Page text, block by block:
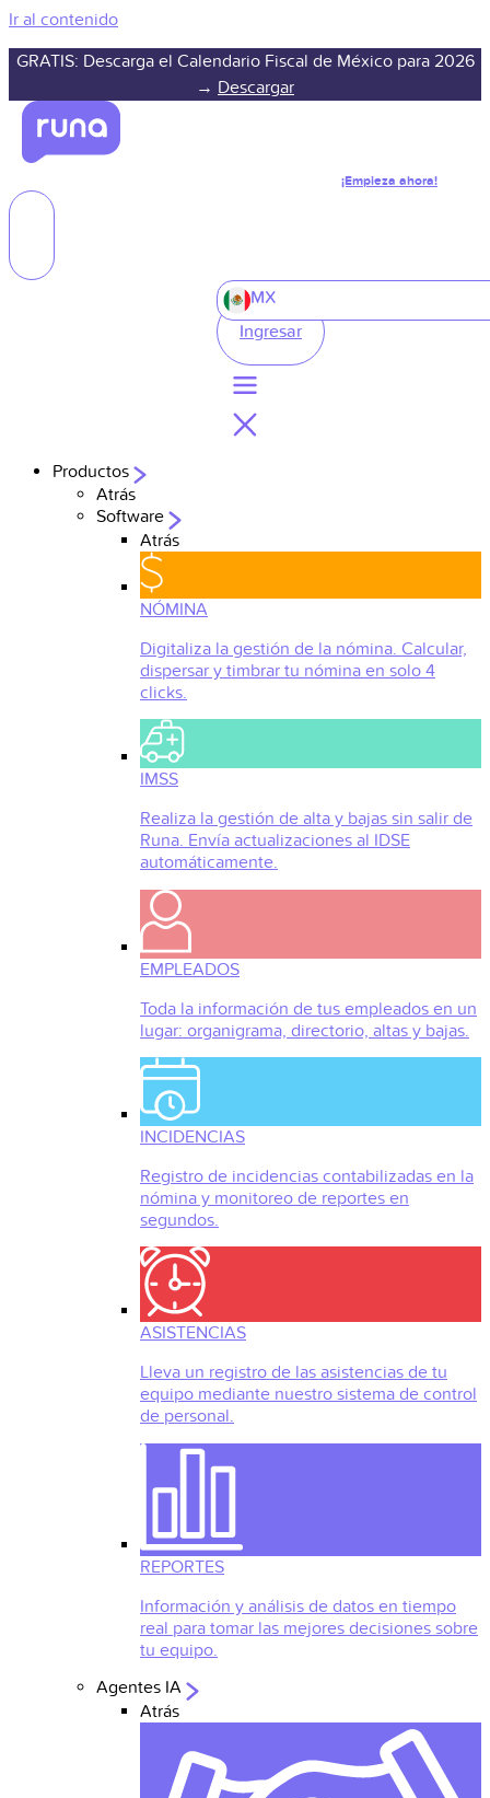
Ir al contenido
GRATIS: Descarga el Calendario Fiscal de México para 2026
→ Descargar
¡Empieza ahora!
MX
Ingresar
Productos
Atrás
Software
Atrás
NÓMINA
Digitaliza la gestión de la nómina. Calcular,
dispersar y timbrar tu nómina en solo 4
clicks.
IMSS
Realiza la gestión de alta y bajas sin salir de
Runa. Envía actualizaciones al IDSE
automáticamente.
EMPLEADOS
Toda la información de tus empleados en un
lugar: organigrama, directorio, altas y bajas.
INCIDENCIAS
Registro de incidencias contabilizadas en la
nómina y monitoreo de reportes en
segundos.
ASISTENCIAS
Lleva un registro de las asistencias de tu
equipo mediante nuestro sistema de control
de personal.
REPORTES
Información y análisis de datos en tiempo
real para tomar las mejores decisiones sobre
tu equipo.
Agentes IA
Atrás